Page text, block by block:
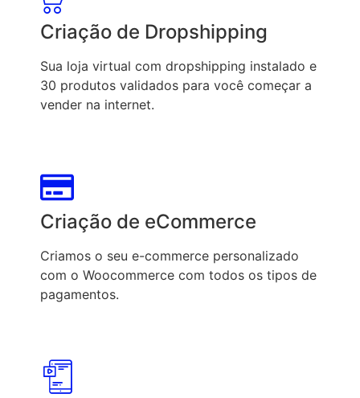
Criação de Dropshipping
Sua loja virtual com dropshipping instalado e
30 produtos validados para você começar a
vender na internet.
Criação de eCommerce
Criamos o seu e-commerce personalizado
com o Woocommerce com todos os tipos de
pagamentos.